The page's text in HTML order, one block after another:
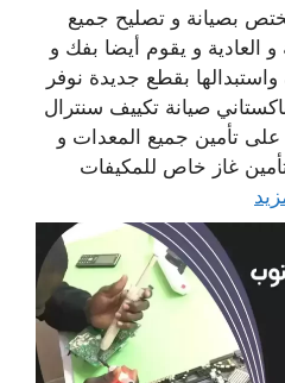
بصيانة و تصليح جميع
العادية و يقوم أيضا بفك و
بقطع جديدة نوفر
صيانة تكييف سنترال
على تأمين جميع المعدات و
غاز خاص للمكيفات